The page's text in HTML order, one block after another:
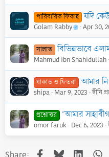
পারিবারিক ফিকাহ যদি কেউ রাগবশত
Golam Rabby Apr 30,
সালাত বিভিন্নভাবে এলার্ম দিয়েও ফজরের সালাতে
Mahmud ibn Shahidullah
যাকাত ও ফিতরা আমার নিছাব
shipa Mar 9, 2023 দ্বীনি
প্রশ্নোত্তর ‘আমার সাহাবীগণ তারকার
omor faruk Dec 6, 2023
Facebook
Bluesky